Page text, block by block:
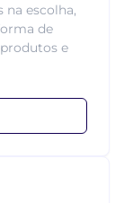
na escolha,
de
e